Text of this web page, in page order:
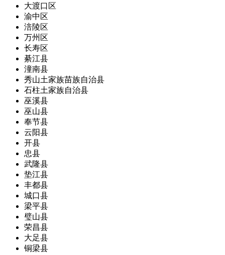
大渡口区
渝中区
涪陵区
万州区
长寿区
綦江县
潼南县
秀山土家族苗族自治县
石柱土家族自治县
巫溪县
巫山县
奉节县
云阳县
开县
忠县
武隆县
垫江县
丰都县
城口县
梁平县
璧山县
荣昌县
大足县
铜梁县